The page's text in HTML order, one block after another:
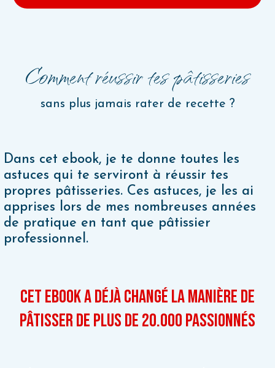
Comment réussir tes pâtisseries
sans plus jamais rater de recette ?
Dans cet ebook, je te donne toutes les
astuces qui te serviront à réussir tes
propres pâtisseries. Ces astuces, je les ai
apprises lors de mes nombreuses années
de pratique en tant que pâtissier
professionnel.
Cet ebook a déjà changé la manière de
pâtisser de plus de 20.000 passionnés